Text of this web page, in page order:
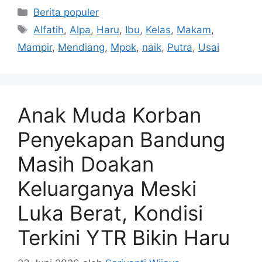
Kategori
Berita populer
Tag
Alfatih, Alpa, Haru, Ibu, Kelas, Makam,
Mampir, Mendiang, Mpok, naik, Putra, Usai
Anak Muda Korban
Penyekapan Bandung
Masih Doakan
Keluarganya Meski
Luka Berat, Kondisi
Terkini YTR Bikin Haru